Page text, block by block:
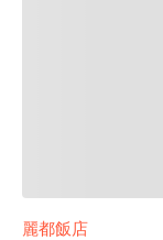
麗都飯店